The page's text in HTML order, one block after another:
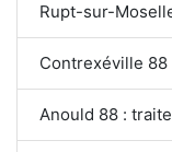
Rupt-sur-
Contrexéville
Anould 88 :